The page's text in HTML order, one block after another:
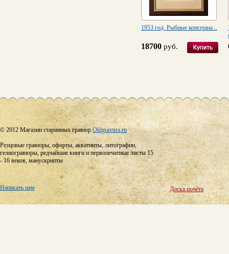
1953 год. Рыбные консервы...
18700 руб.
© 2012 Магазин старинных гравюрOldgravura.ru
Резцовые гравюры, офорты, акватинты, литографии,
гелиогравюры, редчайшие книги и первопечатные листы 15
- 16 веков, манускрипты
Написать нам Доска почёта